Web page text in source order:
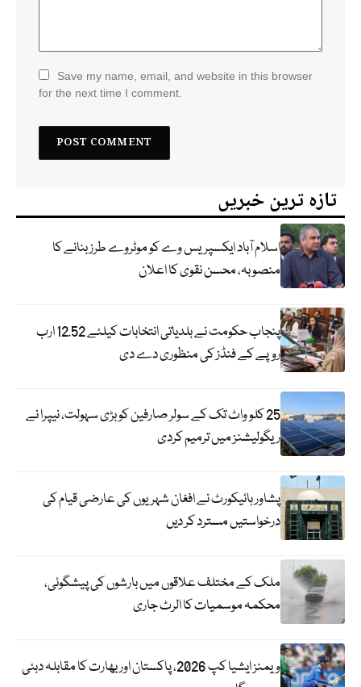
Save my name, email, and website in this browser
for the next time I comment.
تازہ ترین خبریں
اسلام آباد ایکسپریس وے کو موٹروے طرز بنانے کا
منصوبہ، محسن نقوی کا اعلان
پنجاب حکومت نے بلدیاتی انتخابات کیلئے 12.52 ارب
روپے کے فنڈز کی منظوری دے دی
25 کلو واٹ تک کے سولر صارفین کو بڑی سہولت، نیپرا نے
ریگولیشنز میں ترمیم کردی
پشاور ہائیکورٹ نے افغان شہریوں کی عارضی قیام کی
درخواستیں مسترد کر دیں
ملک کے مختلف علاقوں میں بارشوں کی پیشگوئی،
محکمہ موسمیات کا الرٹ جاری
ویمنز ایشیا کپ 2026، پاکستان اور بھارت کا مقابلہ دبئی